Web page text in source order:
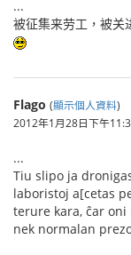
...
被征集来劳工，被关
Flago (顯示個人資料)
2012年1月28日下午
...
Tiu slipo ja
laboristoj a[cetas
terure kara, ĉar
nek normalan